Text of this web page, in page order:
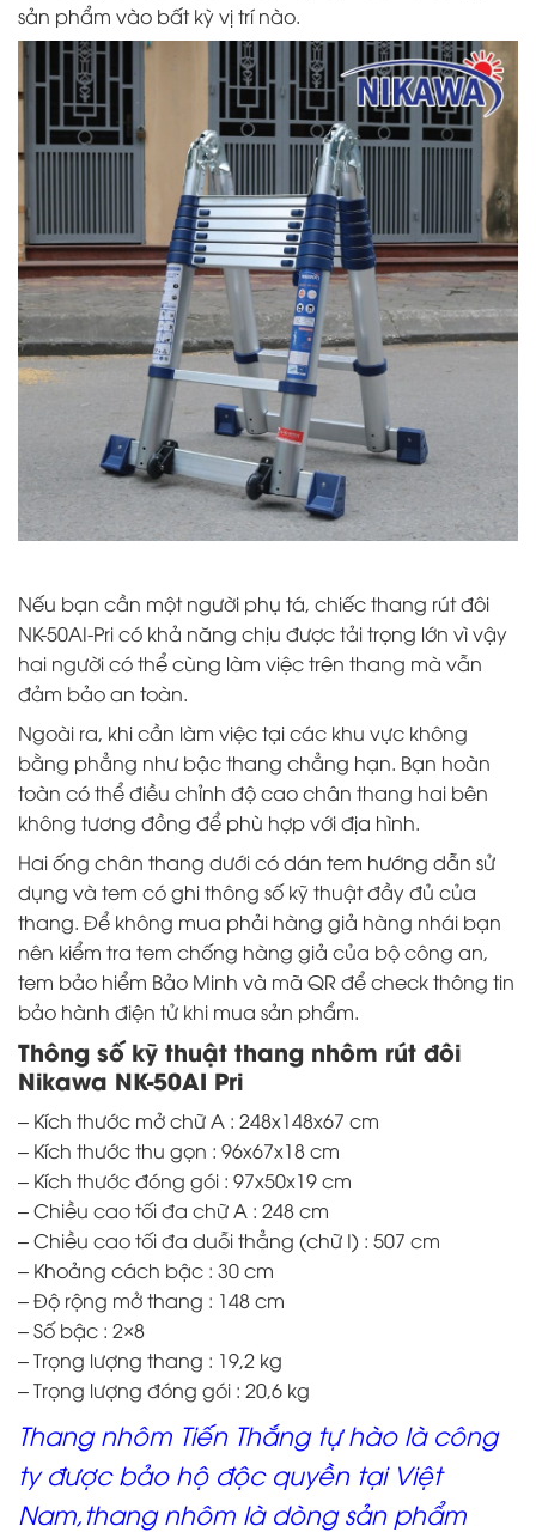
sản phẩm vào bất kỳ vị trí nào.
Nếu bạn cần một người phụ tá, chiếc thang rút đôi
NK-50AI-Pri có khả năng chịu được tải trọng lớn vì vậy
hai người có thể cùng làm việc trên thang mà vẫn
đảm bảo an toàn.
Ngoài ra, khi cần làm việc tại các khu vực không
bằng phẳng như bậc thang chẳng hạn. Bạn hoàn
toàn có thể điều chỉnh độ cao chân thang hai bên
không tương đồng để phù hợp với địa hình.
Hai ống chân thang dưới có dán tem hướng dẫn sử
dụng và tem có ghi thông số kỹ thuật đầy đủ của
thang. Để không mua phải hàng giả hàng nhái bạn
nên kiểm tra tem chống hàng giả của bộ công an,
tem bảo hiểm Bảo Minh và mã QR để check thông tin
bảo hành điện tử khi mua sản phẩm.
Thông số kỹ thuật thang nhôm rút đôi
Nikawa NK-50AI Pri
– Kích thước mở chữ A : 248x148x67 cm
– Kích thước thu gọn : 96x67x18 cm
– Kích thước đóng gói : 97x50x19 cm
– Chiều cao tối đa chữ A : 248 cm
– Chiều cao tối đa duỗi thẳng (chữ I) : 507 cm
– Khoảng cách bậc : 30 cm
– Độ rộng mở thang : 148 cm
– Số bậc : 2×8
– Trọng lượng thang : 19,2 kg
– Trọng lượng đóng gói : 20,6 kg
Thang nhôm Tiến Thắng tự hào là công
ty được bảo hộ độc quyền tại Việt
Nam,thang nhôm là dòng sản phẩm